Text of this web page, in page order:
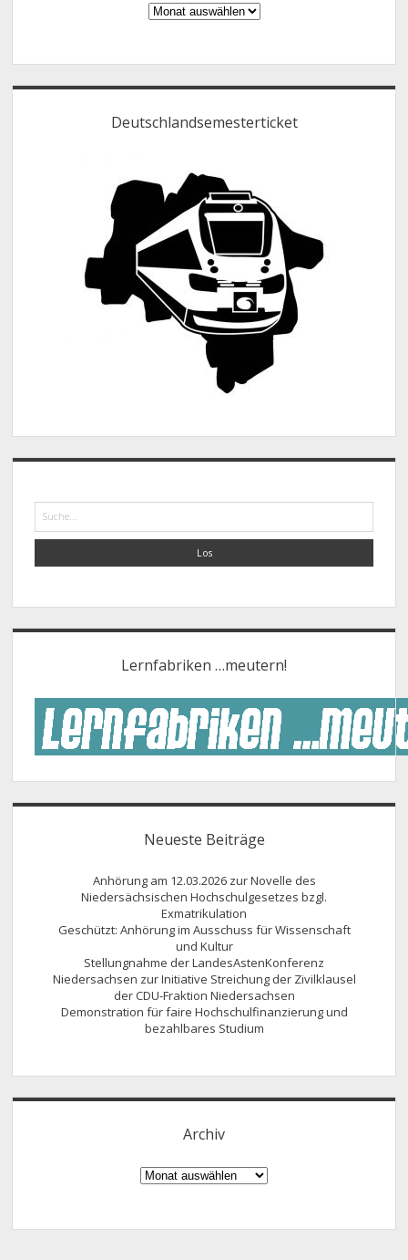
Springe
Deutschlandsemesterticket
Suche
Lernfabriken …meutern!
Neueste Beiträge
Anhörung am 12.03.2026 zur Novelle des
Niedersächsischen Hochschulgesetzes bzgl.
Exmatrikulation
Geschützt: Anhörung im Ausschuss für Wissenschaft
und Kultur
Stellungnahme der LandesAstenKonferenz
Niedersachsen zur Initiative Streichung der Zivilklausel
der CDU-Fraktion Niedersachsen
Demonstration für faire Hochschulfinanzierung und
bezahlbares Studium
Archiv
Archiv